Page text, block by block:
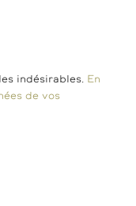
indésirables. En
de vos